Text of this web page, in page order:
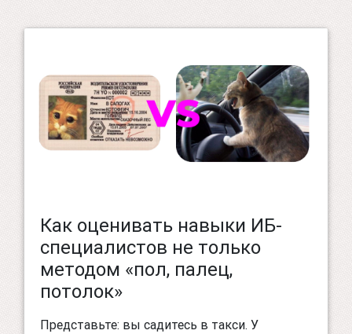
Как оценивать навыки ИБ-
специалистов не только
методом «пол, палец,
потолок»
Представьте: вы садитесь в такси. У